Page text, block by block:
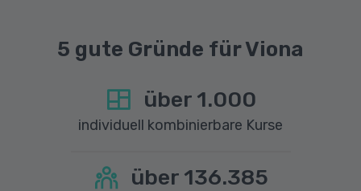
5 gute Gründe für Viona
über 1.000
individuell kombinierbare Kurse
über 136.385